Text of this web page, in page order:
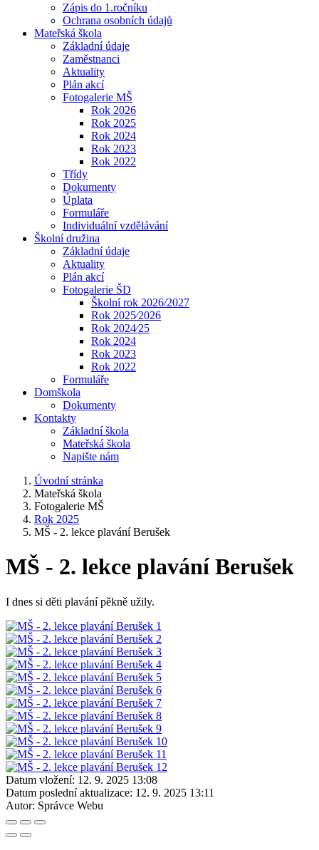
Zápis do 1.ročníku
Ochrana osobních údajů
Mateřská škola
Základní údaje
Zaměstnanci
Aktuality
Plán akcí
Fotogalerie MŠ
Rok 2026
Rok 2025
Rok 2024
Rok 2023
Rok 2022
Třídy
Dokumenty
Úplata
Formuláře
Individuální vzdělávání
Školní družina
Základní údaje
Aktuality
Plán akcí
Fotogalerie ŠD
Školní rok 2026/2027
Rok 2025⁄2026
Rok 2024⁄25
Rok 2024
Rok 2023
Rok 2022
Formuláře
Domškola
Dokumenty
Kontakty
Základní škola
Mateřská škola
Napište nám
Úvodní stránka
Mateřská škola
Fotogalerie MŠ
Rok 2025
MŠ - 2. lekce plavání Berušek
MŠ - 2. lekce plavání Berušek
I dnes si děti plavání pěkně užily.
Datum vložení: 12. 9. 2025 13:08
Datum poslední aktualizace: 12. 9. 2025 13:11
Autor: Správce Webu